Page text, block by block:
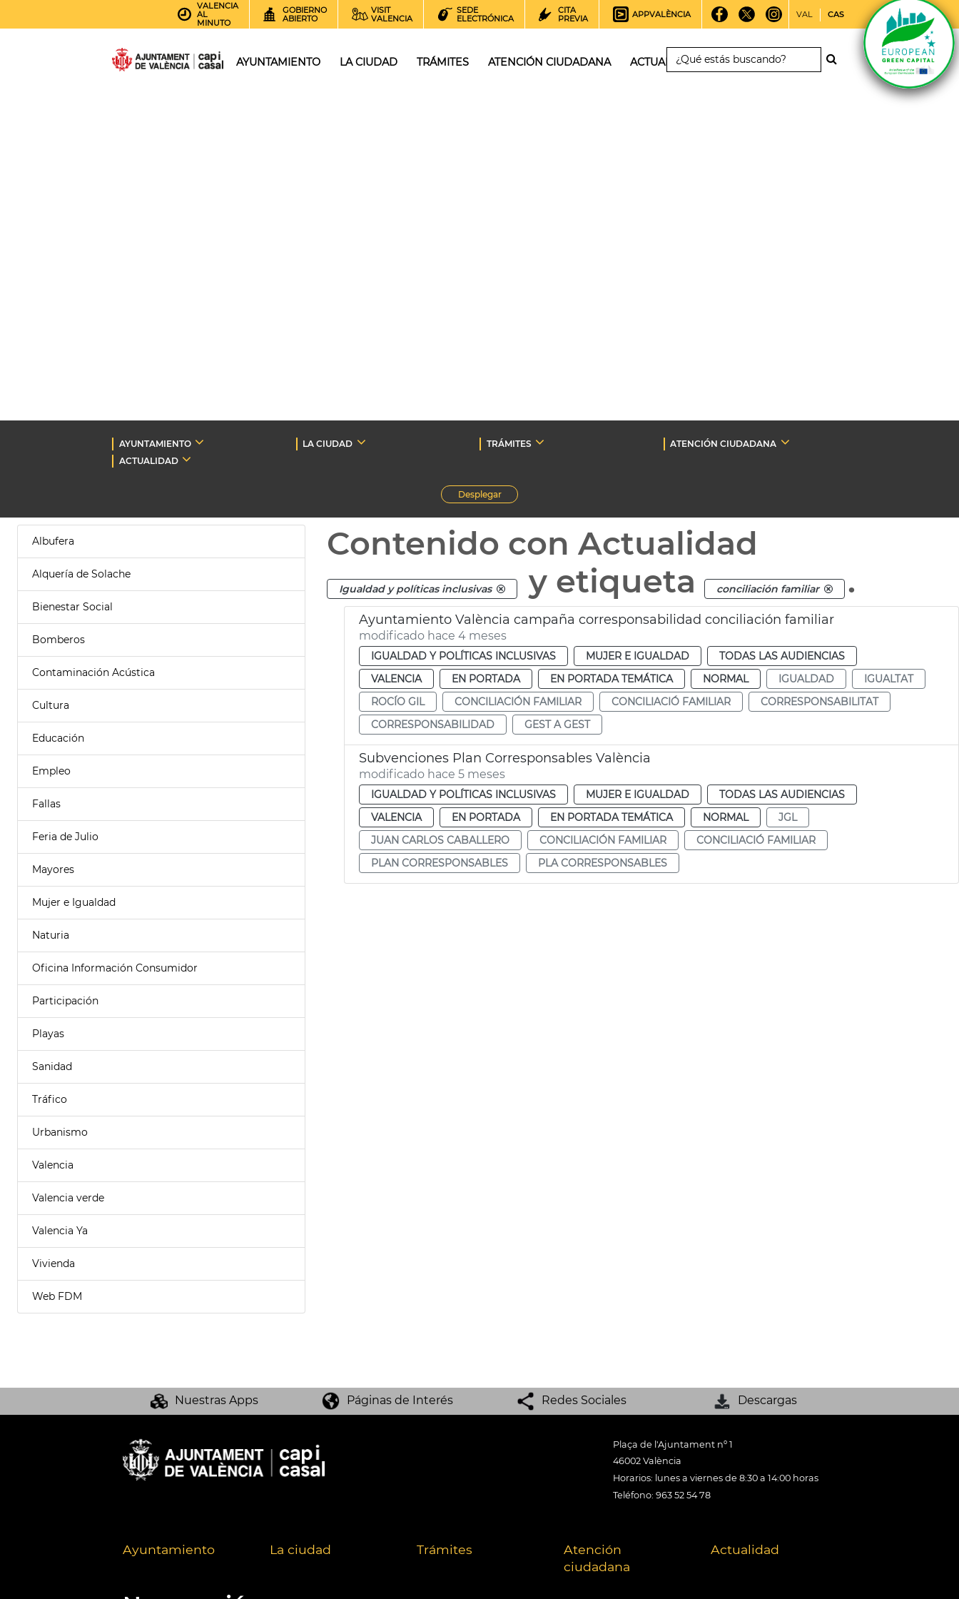
VALENCIA
AL
MINUTO
GOBIERNO
ABIERTO
VISIT
VALENCIA
SEDE
ELECTRÓNICA
CITA
PREVIA
APPVALÈNCIA VAL CAS
AYUNTAMIENTO LA CIUDAD TRÁMITES ATENCIÓN CIUDADANA ACTUALIDAD
AYUNTAMIENTO LA CIUDAD TRÁMITES
ATENCIÓN CIUDADANA
ACTUALIDAD
Desplegar
Albufera
Alquería de Solache
Bienestar Social
Bomberos
Contaminación Acústica
Cultura
Educación
Empleo
Fallas
Feria de Julio
Mayores
Mujer e Igualdad
Naturia
Oficina Información Consumidor
Participación
Playas
Sanidad
Tráfico
Urbanismo
Valencia
Valencia verde
Valencia Ya
Vivienda
Web FDM
Contenido con Actualidad
Igualdad y políticas inclusivas y etiqueta conciliación familiar .
Ayuntamiento València campaña corresponsabilidad conciliación familiar
modificado hace 4 meses
IGUALDAD Y POLÍTICAS INCLUSIVAS MUJER E IGUALDAD
TODAS LAS AUDIENCIAS
VALENCIA
EN PORTADA EN PORTADA TEMÁTICA NORMAL IGUALDAD
IGUALTAT
ROCÍO GIL
CONCILIACIÓN FAMILIAR CONCILIACIÓ FAMILIAR
CORRESPONSABILITAT
CORRESPONSABILIDAD
GEST A GEST
Subvenciones Plan Corresponsables València
modificado hace 5 meses
IGUALDAD Y POLÍTICAS INCLUSIVAS MUJER E IGUALDAD
TODAS LAS AUDIENCIAS
VALENCIA
EN PORTADA EN PORTADA TEMÁTICA NORMAL
JGL
JUAN CARLOS CABALLERO
CONCILIACIÓN FAMILIAR
CONCILIACIÓ FAMILIAR
PLAN CORRESPONSABLES
PLA CORRESPONSABLES
Nuestras Apps Páginas de Interés Redes Sociales Descargas
Plaça de l'Ajuntament nº 1
46002 València
Horarios: lunes a viernes de 8:30 a 14:00 horas
Teléfono: 963 52 54 78
Ayuntamiento La ciudad Trámites
Atención
ciudadana
Actualidad